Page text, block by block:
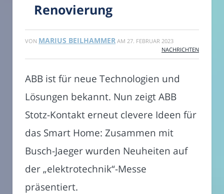
Renovierung
VON MARIUS BEILHAMMER AM 27. FEBRUAR 2023
NACHRICHTEN
ABB ist für neue Technologien und
Lösungen bekannt. Nun zeigt ABB
Stotz-Kontakt erneut clevere Ideen für
das Smart Home: Zusammen mit
Busch-Jaeger wurden Neuheiten auf
der „elektrotechnik“-Messe
präsentiert.